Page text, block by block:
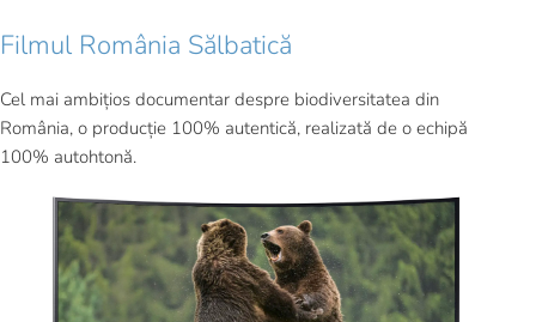
Filmul România Sălbatică
Cel mai ambițios documentar despre biodiversitatea din
România, o producție 100% autentică, realizată de o echipă
100% autohtonă.